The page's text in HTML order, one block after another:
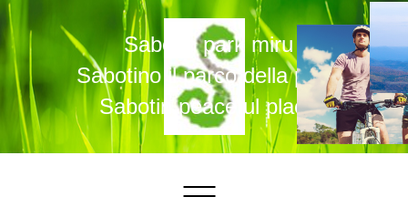
Sabotin park miru
Sabotino il parco della pace
Sabotin peaceful place